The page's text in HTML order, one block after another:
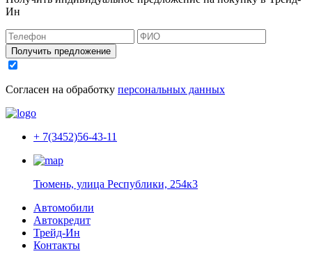
Ин
Получить предложение
Согласен на обработку персональных данных
+ 7(3452)56-43-11
Тюмень, улица Республики, 254к3
Автомобили
Автокредит
Трейд-Ин
Контакты